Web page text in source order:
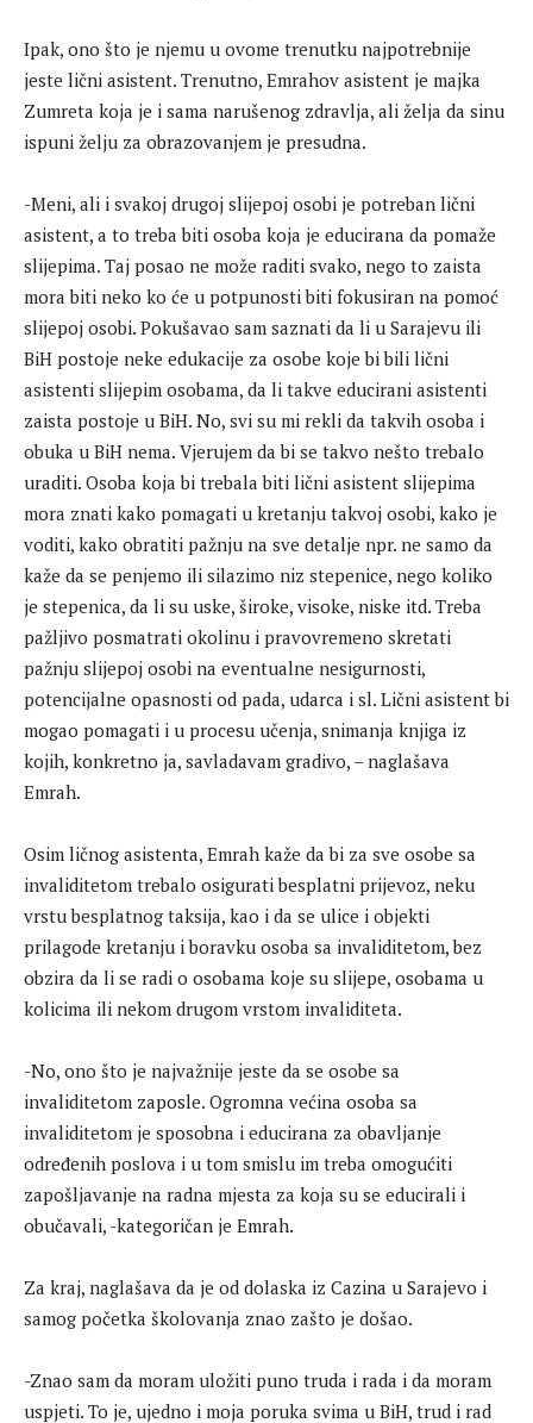
Ipak, ono što je njemu u ovome trenutku najpotrebnije
jeste lični asistent. Trenutno, Emrahov asistent je majka
Zumreta koja je i sama narušenog zdravlja, ali želja da sinu
ispuni želju za obrazovanjem je presudna.
-Meni, ali i svakoj drugoj slijepoj osobi je potreban lični
asistent, a to treba biti osoba koja je educirana da pomaže
slijepima. Taj posao ne može raditi svako, nego to zaista
mora biti neko ko će u potpunosti biti fokusiran na pomoć
slijepoj osobi. Pokušavao sam saznati da li u Sarajevu ili
BiH postoje neke edukacije za osobe koje bi bili lični
asistenti slijepim osobama, da li takve educirani asistenti
zaista postoje u BiH. No, svi su mi rekli da takvih osoba i
obuka u BiH nema. Vjerujem da bi se takvo nešto trebalo
uraditi. Osoba koja bi trebala biti lični asistent slijepima
mora znati kako pomagati u kretanju takvoj osobi, kako je
voditi, kako obratiti pažnju na sve detalje npr. ne samo da
kaže da se penjemo ili silazimo niz stepenice, nego koliko
je stepenica, da li su uske, široke, visoke, niske itd. Treba
pažljivo posmatrati okolinu i pravovremeno skretati
pažnju slijepoj osobi na eventualne nesigurnosti,
potencijalne opasnosti od pada, udarca i sl. Lični asistent bi
mogao pomagati i u procesu učenja, snimanja knjiga iz
kojih, konkretno ja, savladavam gradivo, – naglašava
Emrah.
Osim ličnog asistenta, Emrah kaže da bi za sve osobe sa
invaliditetom trebalo osigurati besplatni prijevoz, neku
vrstu besplatnog taksija, kao i da se ulice i objekti
prilagode kretanju i boravku osoba sa invaliditetom, bez
obzira da li se radi o osobama koje su slijepe, osobama u
kolicima ili nekom drugom vrstom invaliditeta.
-No, ono što je najvažnije jeste da se osobe sa
invaliditetom zaposle. Ogromna većina osoba sa
invaliditetom je sposobna i educirana za obavljanje
određenih poslova i u tom smislu im treba omogućiti
zapošljavanje na radna mjesta za koja su se educirali i
obučavali, -kategoričan je Emrah.
Za kraj, naglašava da je od dolaska iz Cazina u Sarajevo i
samog početka školovanja znao zašto je došao.
-Znao sam da moram uložiti puno truda i rada i da moram
uspjeti. To je, ujedno i moja poruka svima u BiH, trud i rad